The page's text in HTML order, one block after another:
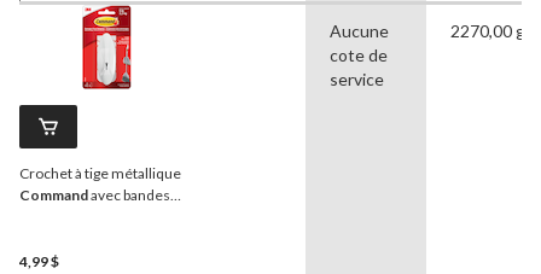
Crochet à tige métallique
Commandavec bandes
4,99 $
Aucune
cote de
service
2270,00 g